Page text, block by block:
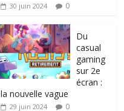
30 juin 2024 0
Du
casual
gaming
sur 2e
écran :
la nouvelle vague
29 juin 2024 0